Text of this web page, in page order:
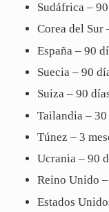
Sudáfrica –
Corea del Sur
España – 90
Suecia – 90
Suiza – 90
Tailandia – 30
Túnez – 3
Ucrania – 90
Reino Unido –
Estados